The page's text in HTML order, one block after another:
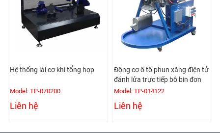
Hệ thống lái cơ khí tổng hợp
Model: TP-070200
Liên hệ
Động cơ ô tô phun xăng điện tử
đánh lửa trực tiếp bô bin đơn
Model: TP-014122
Liên hệ